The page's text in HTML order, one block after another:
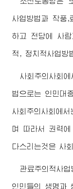
사업방법과 작풍,
하고 전당에 사
적, 정치적사업방
사회주의사회
법으로는 인민대
사회주의사회에
며 따라서 권력
다스리는것은 사
관료주의적사
인민들의 생명과